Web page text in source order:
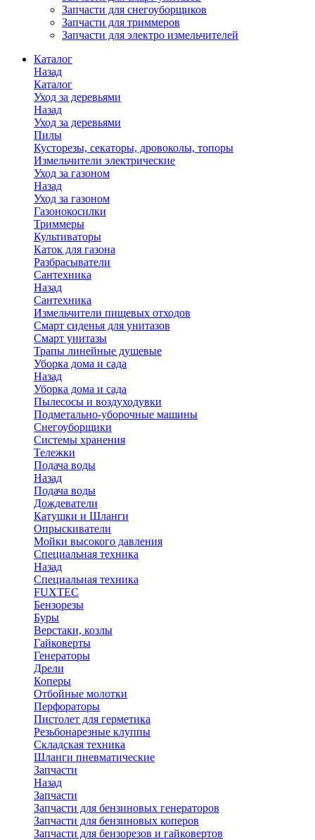
Запчасти для снегоуборщиков
Запчасти для триммеров
Запчасти для электро измельчителей
Каталог
Назад
Каталог
Уход за деревьями
Назад
Уход за деревьями
Пилы
Кусторезы, секаторы, дровоколы, топоры
Измельчители электрические
Уход за газоном
Назад
Уход за газоном
Газонокосилки
Триммеры
Культиваторы
Каток для газона
Разбрасыватели
Сантехника
Назад
Сантехника
Измельчители пищевых отходов
Смарт сиденья для унитазов
Смарт унитазы
Трапы линейные душевые
Уборка дома и сада
Назад
Уборка дома и сада
Пылесосы и воздуходувки
Подметально-уборочные машины
Снегоуборщики
Системы хранения
Тележки
Подача воды
Назад
Подача воды
Дождеватели
Катушки и Шланги
Опрыскиватели
Мойки высокого давления
Специальная техника
Назад
Специальная техника
FUXTEC
Бензорезы
Буры
Верстаки, козлы
Гайковерты
Генераторы
Дрели
Коперы
Отбойные молотки
Перфораторы
Пистолет для герметика
Резьбонарезные клуппы
Складская техника
Шланги пневматические
Запчасти
Назад
Запчасти
Запчасти для бензиновых генераторов
Запчасти для бензиновых коперов
Запчасти для бензорезов и гайковертов